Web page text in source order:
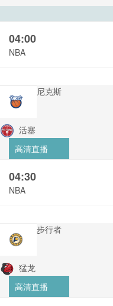
04:00
NBA
尼克斯
活塞
高清直播
04:30
NBA
步行者
猛龙
高清直播